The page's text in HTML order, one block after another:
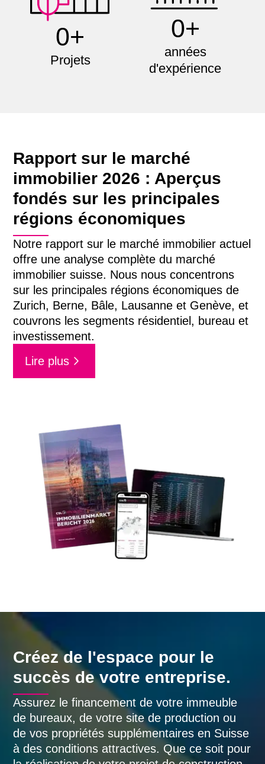
0+
Projets
0+
années
d'expérience
Rapport sur le marché
immobilier 2026 : Aperçus
fondés sur les principales
régions économiques
Notre rapport sur le marché immobilier actuel
offre une analyse complète du marché
immobilier suisse. Nous nous concentrons
sur les principales régions économiques de
Zurich, Berne, Bâle, Lausanne et Genève, et
couvrons les segments résidentiel, bureau et
investissement.
Lire plus
Créez de l'espace pour le
succès de votre entreprise.
Assurez le financement de votre immeuble
de bureaux, de votre site de production ou
de vos propriétés supplémentaires en Suisse
à des conditions attractives. Que ce soit pour